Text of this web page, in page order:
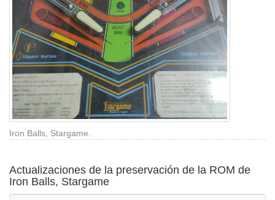
Iron Balls, Stargame.
Actualizaciones de la preservación de la ROM de
Iron Balls, Stargame